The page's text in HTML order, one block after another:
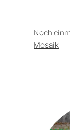
Noch
Mosaik